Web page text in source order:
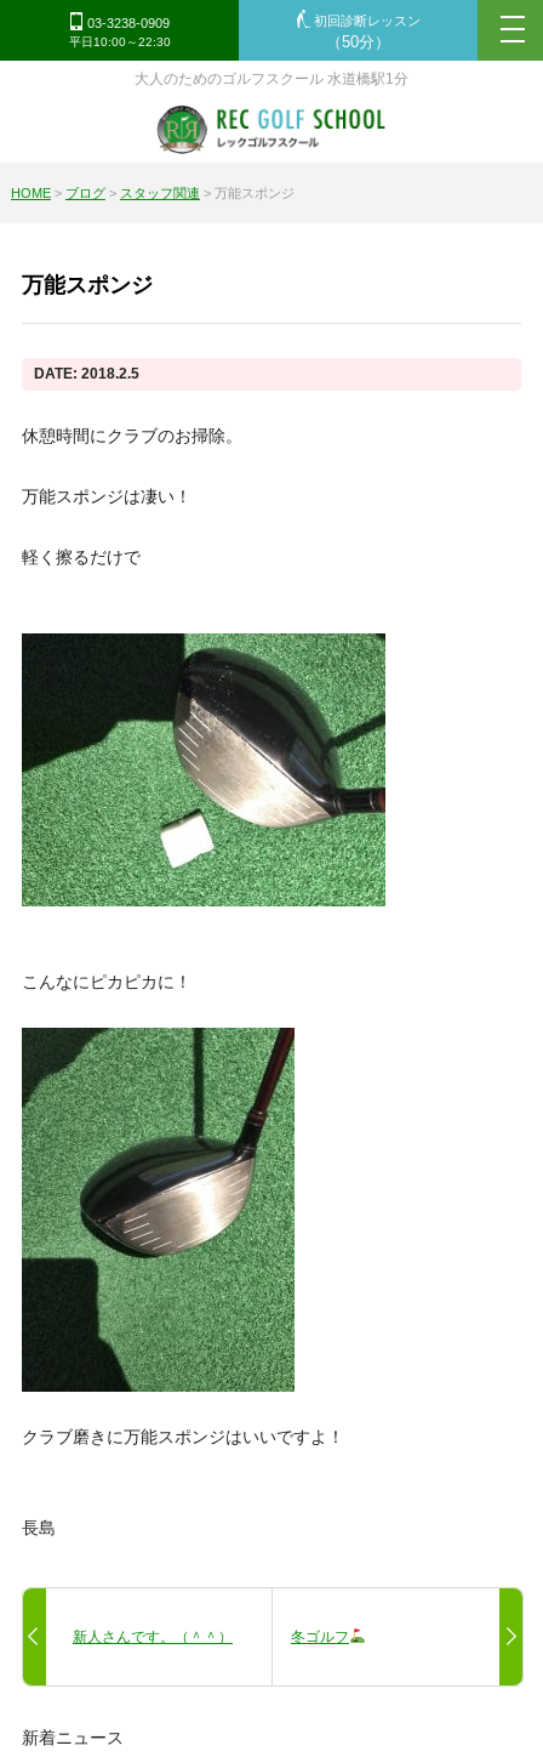
大人のためのゴルフスクール 水道橋駅1分
03-3238-0909
平日10:00～22:30
初回診断レッスン
（50分）
HOME> ブログ> スタッフ関連 > 万能スポンジ
万能スポンジ
DATE: 2018.2.5
休憩時間にクラブのお掃除。
万能スポンジは凄い！
軽く擦るだけで
こんなにピカピカに！
クラブ磨きに万能スポンジはいいですよ！
長島
新人さんです。（＾＾） 冬ゴルフ
新着ニュース